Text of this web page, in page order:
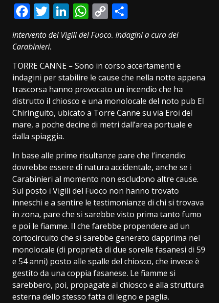
Facebook
Twitter
LinkedIn
WhatsApp
Copy
Link
Intervento dei Vigili del Fuoco. Indagini a cura dei
Carabinieri.
TORRE CANNE – Sono in corso accertamenti e
indagini per stabilire le cause che nella notte appena
trascorsa hanno provocato un incendio che ha
distrutto il chiosco e una monolocale del noto pub El
Chiringuito, ubicato a Torre Canne su via Eroi del
mare, a poche decine di metri dall’area portuale e
dalla spiaggia.
In base alle prime risultanze pare che l’incendio
dovrebbe essere di natura accidentale, anche se i
Carabinieri al momento non escludono altre cause.
Sul posto i Vigili del Fuoco non hanno trovato
inneschi e a sentire le testimonianze di chi si trovava
in zona, pare che si sarebbe visto prima tanto fumo
e poi le fiamme. Il che farebbe propendere ad un
cortocircuito che si sarebbe generato dapprima nel
monolocale (di proprietà di due sorelle fasanesi di 59
e 54 anni) posto alle spalle del chiosco, che invece è
gestito da una coppia fasanese. Le fiamme si
sarebbero, poi, propagate al chiosco e alla struttura
esterna dello stesso fatta di legno e paglia.